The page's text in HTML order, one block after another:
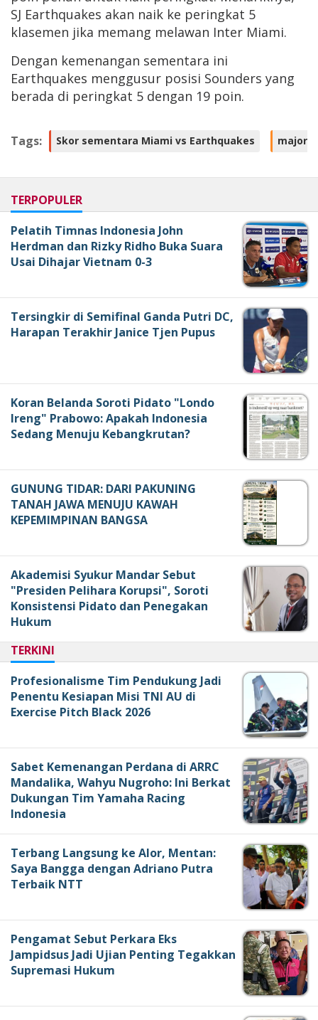
SJ Earthquakes akan naik ke peringkat 5
klasemen jika memang melawan Inter Miami.
Dengan kemenangan sementara ini
Earthquakes menggusur posisi Sounders yang
berada di peringkat 5 dengan 19 poin.
Tags: Skor sementara Miami vs Earthquakes major
TERPOPULER
Pelatih Timnas Indonesia John
Herdman dan Rizky Ridho Buka Suara
Usai Dihajar Vietnam 0-3
Tersingkir di Semifinal Ganda Putri DC,
Harapan Terakhir Janice Tjen Pupus
Koran Belanda Soroti Pidato "Londo
Ireng" Prabowo: Apakah Indonesia
Sedang Menuju Kebangkrutan?
GUNUNG TIDAR: DARI PAKUNING
TANAH JAWA MENUJU KAWAH
KEPEMIMPINAN BANGSA
Akademisi Syukur Mandar Sebut
"Presiden Pelihara Korupsi", Soroti
Konsistensi Pidato dan Penegakan
Hukum
TERKINI
Profesionalisme Tim Pendukung Jadi
Penentu Kesiapan Misi TNI AU di
Exercise Pitch Black 2026
Sabet Kemenangan Perdana di ARRC
Mandalika, Wahyu Nugroho: Ini Berkat
Dukungan Tim Yamaha Racing
Indonesia
Terbang Langsung ke Alor, Mentan:
Saya Bangga dengan Adriano Putra
Terbaik NTT
Pengamat Sebut Perkara Eks
Jampidsus Jadi Ujian Penting Tegakkan
Supremasi Hukum